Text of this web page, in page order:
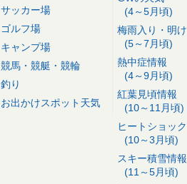
サッカー場
ゴルフ場
キャンプ場
競馬・競艇・競輪
釣り
お出かけスポット天気
(4～5月頃)
梅雨入り・明け
(5～7月頃)
熱中症情報
(4～9月頃)
紅葉見頃情報
(10～11月頃)
ヒートショック
(10～3月頃)
スキー積雪情報
(11～5月頃)